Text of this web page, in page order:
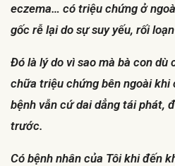
eczema… có triệu chứng ở
gốc rễ lại do sự suy yếu, rối
Đó là lý do vì sao mà bà con dù
chữa triệu chứng bên ngoài khi
bệnh vẫn cứ dai dẳng tái phát,
trước.
Có bệnh nhân của Tôi khi đến